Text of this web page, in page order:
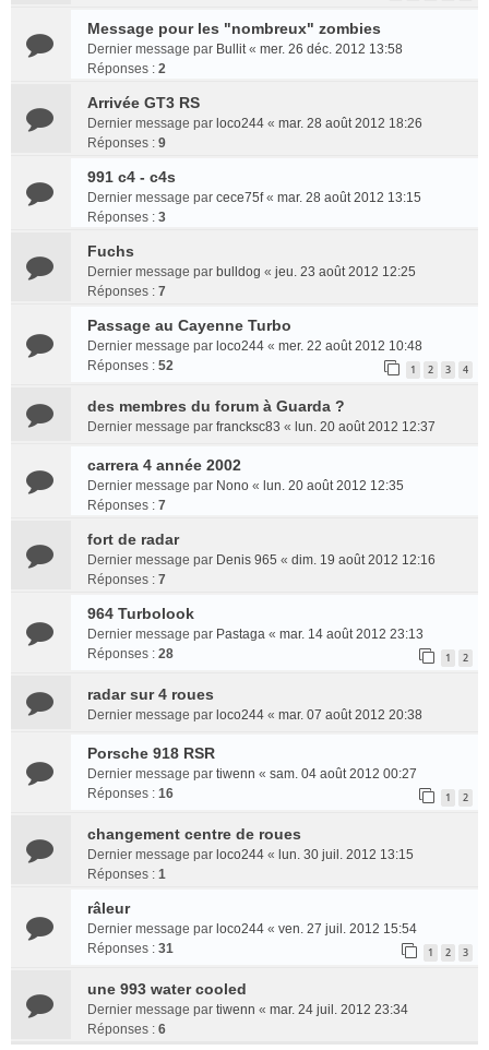
Message pour les "nombreux" zombies
Dernier message par Bullit« mer. 26 déc. 2012 13:58
Réponses : 2
Arrivée GT3 RS
Dernier message par loco244 « mar. 28 août 2012 18:26
Réponses : 9
991 c4 - c4s
Dernier message par cece75f« mar. 28 août 2012 13:15
Réponses : 3
Fuchs
Dernier message par bulldog « jeu. 23 août 2012 12:25
Réponses : 7
Passage au Cayenne Turbo
Dernier message par loco244 « mer. 22 août 2012 10:48
Réponses : 52 1 2 3 4
des membres du forum à Guarda ?
Dernier message par francksc83 « lun. 20 août 2012 12:37
carrera 4 année 2002
Dernier message par Nono « lun. 20 août 2012 12:35
Réponses : 7
fort de radar
Dernier message par Denis 965 « dim. 19 août 2012 12:16
Réponses : 7
964 Turbolook
Dernier message par Pastaga « mar. 14 août 2012 23:13
Réponses : 28 1 2
radar sur 4 roues
Dernier message par loco244 « mar. 07 août 2012 20:38
Porsche 918 RSR
Dernier message par tiwenn « sam. 04 août 2012 00:27
Réponses : 16 1 2
changement centre de roues
Dernier message par loco244 « lun. 30 juil. 2012 13:15
Réponses : 1
râleur
Dernier message par loco244 « ven. 27 juil. 2012 15:54
Réponses : 31 1 2 3
une 993 water cooled
Dernier message par tiwenn « mar. 24 juil. 2012 23:34
Réponses : 6